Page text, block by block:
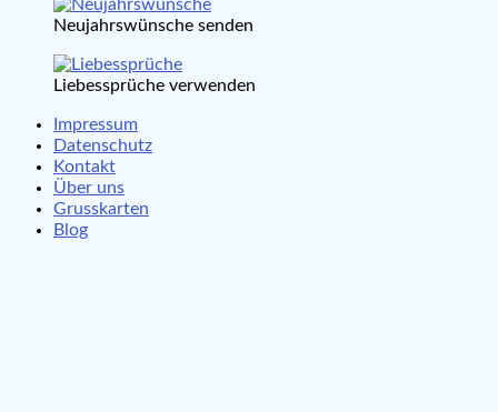
Neujahrswünsche senden
Liebessprüche verwenden
Impressum
Datenschutz
Kontakt
Über uns
Grusskarten
Blog